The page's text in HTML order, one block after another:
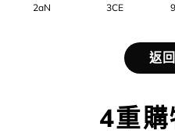
2aN 3CE
返
4重